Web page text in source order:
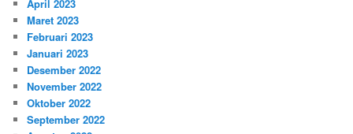
April 2023
Maret 2023
Februari 2023
Januari 2023
Desember 2022
November 2022
Oktober 2022
September 2022